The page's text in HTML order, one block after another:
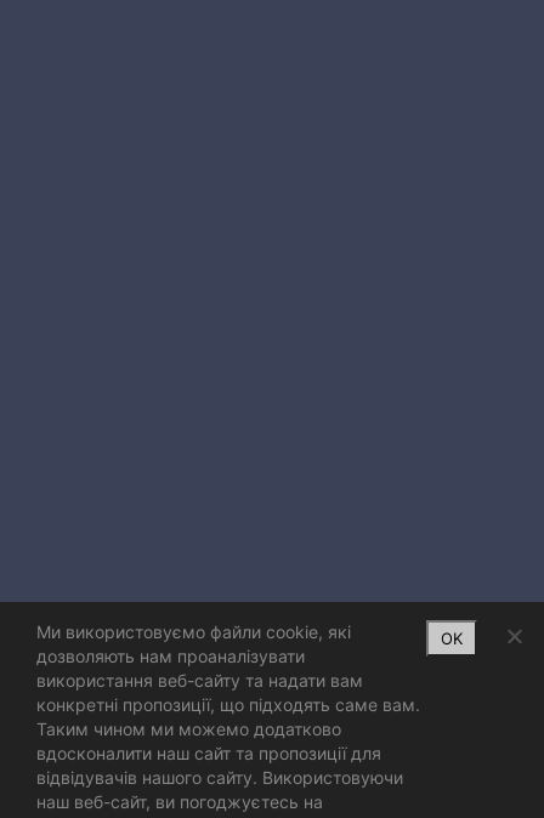
Ми використовуємо файли cookie, які
дозволяють нам проаналізувати
використання веб-сайту та надати вам
конкретні пропозиції, що підходять саме вам.
Таким чином ми можемо додатково
вдосконалити наш сайт та пропозиції для
відвідувачів нашого сайту. Використовуючи
наш веб-сайт, ви погоджуєтесь на
OK